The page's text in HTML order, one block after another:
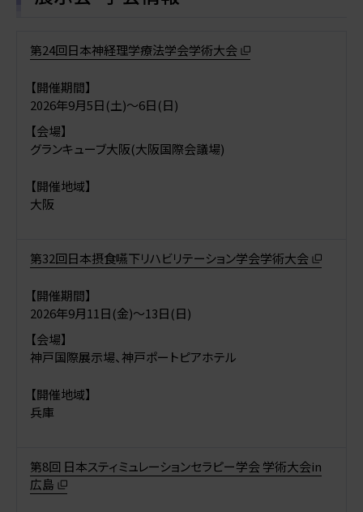
第24回日本神経理学療法学会学術大会
【開催期間】
2026年9月5日(土)〜6日(日)
【会場】
グランキューブ大阪(大阪国際会議場)
【開催地域】
大阪
第32回日本摂食嚥下リハビリテーション学会学術大会
【開催期間】
2026年9月11日(金)〜13日(日)
【会場】
神戸国際展示場、神戸ポートピアホテル
【開催地域】
兵庫
第8回 日本スティミュレーションセラピー学会 学術大会in
広島